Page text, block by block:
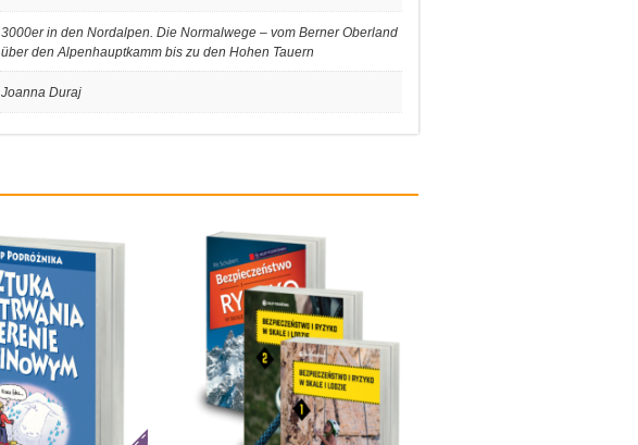
3000er in den Nordalpen. Die Normalwege – vom Berner Oberland
über den Alpenhauptkamm bis zu den Hohen Tauern
Joanna Duraj